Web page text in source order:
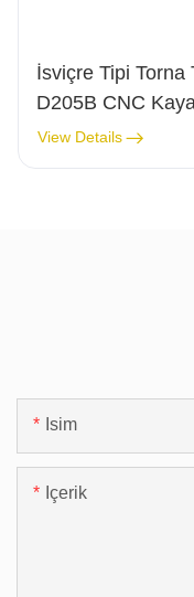
İsviçre Tipi Torna
D205B CNC
Başlıklı Otomatik
Tezgahı
View Details
Isim
Içerik